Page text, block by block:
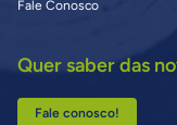
Fale Conosco
Quer saber das
Fale conosco!